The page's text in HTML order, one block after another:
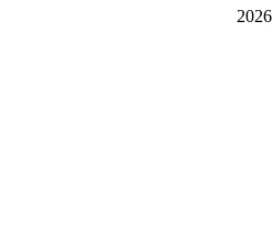
2026